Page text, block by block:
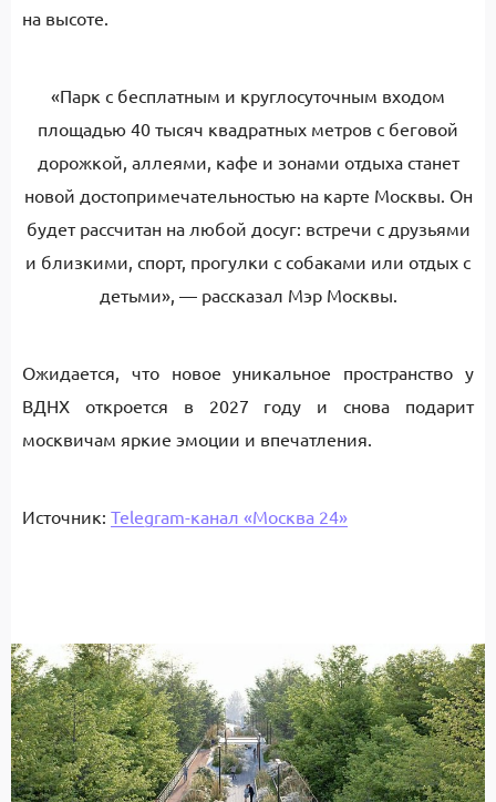
на высоте.
«Парк с бесплатным и круглосуточным входом
площадью 40 тысяч квадратных метров с беговой
дорожкой, аллеями, кафе и зонами отдыха станет
новой достопримечательностью на карте Москвы. Он
будет рассчитан на любой досуг: встречи с друзьями
и близкими, спорт, прогулки с собаками или отдых с
детьми», — рассказал Мэр Москвы.
Ожидается, что новое уникальное пространство у
ВДНХ откроется в 2027 году и снова подарит
москвичам яркие эмоции и впечатления.
Источник: Telegram-канал «Москва 24»